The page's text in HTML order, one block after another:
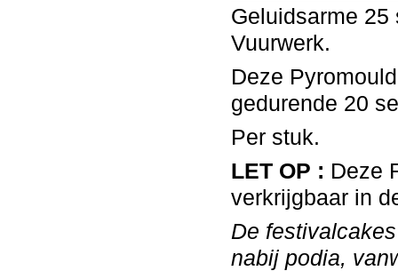
Geluidsarme
Vuurwerk.
Deze
gedurende 20
Per stuk.
LET OP : Deze
verkrijgbaar in
De
nabij podia,